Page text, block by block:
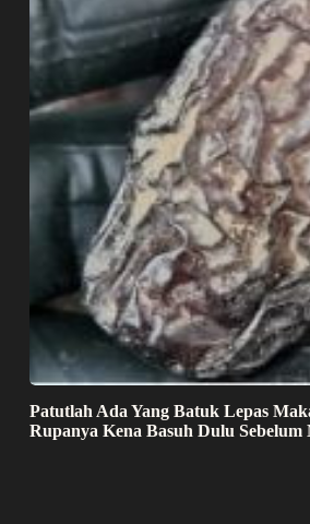
Patutlah Ada Yang Batuk Lepas
Rupanya Kena Basuh Dulu Sebelum